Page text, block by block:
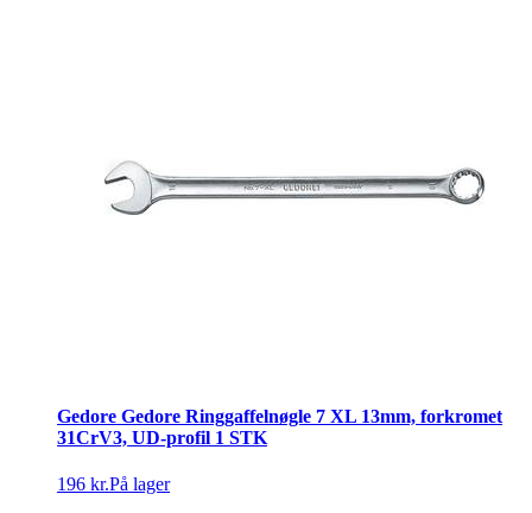
Gedore Gedore Ringgaffelnøgle 7 XL 13mm, forkromet
31CrV3, UD-profil 1 STK
196 kr.På lager